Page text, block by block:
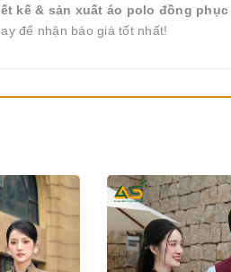
kế & sản xuất áo polo đồng phục
để nhận báo giá tốt nhất!